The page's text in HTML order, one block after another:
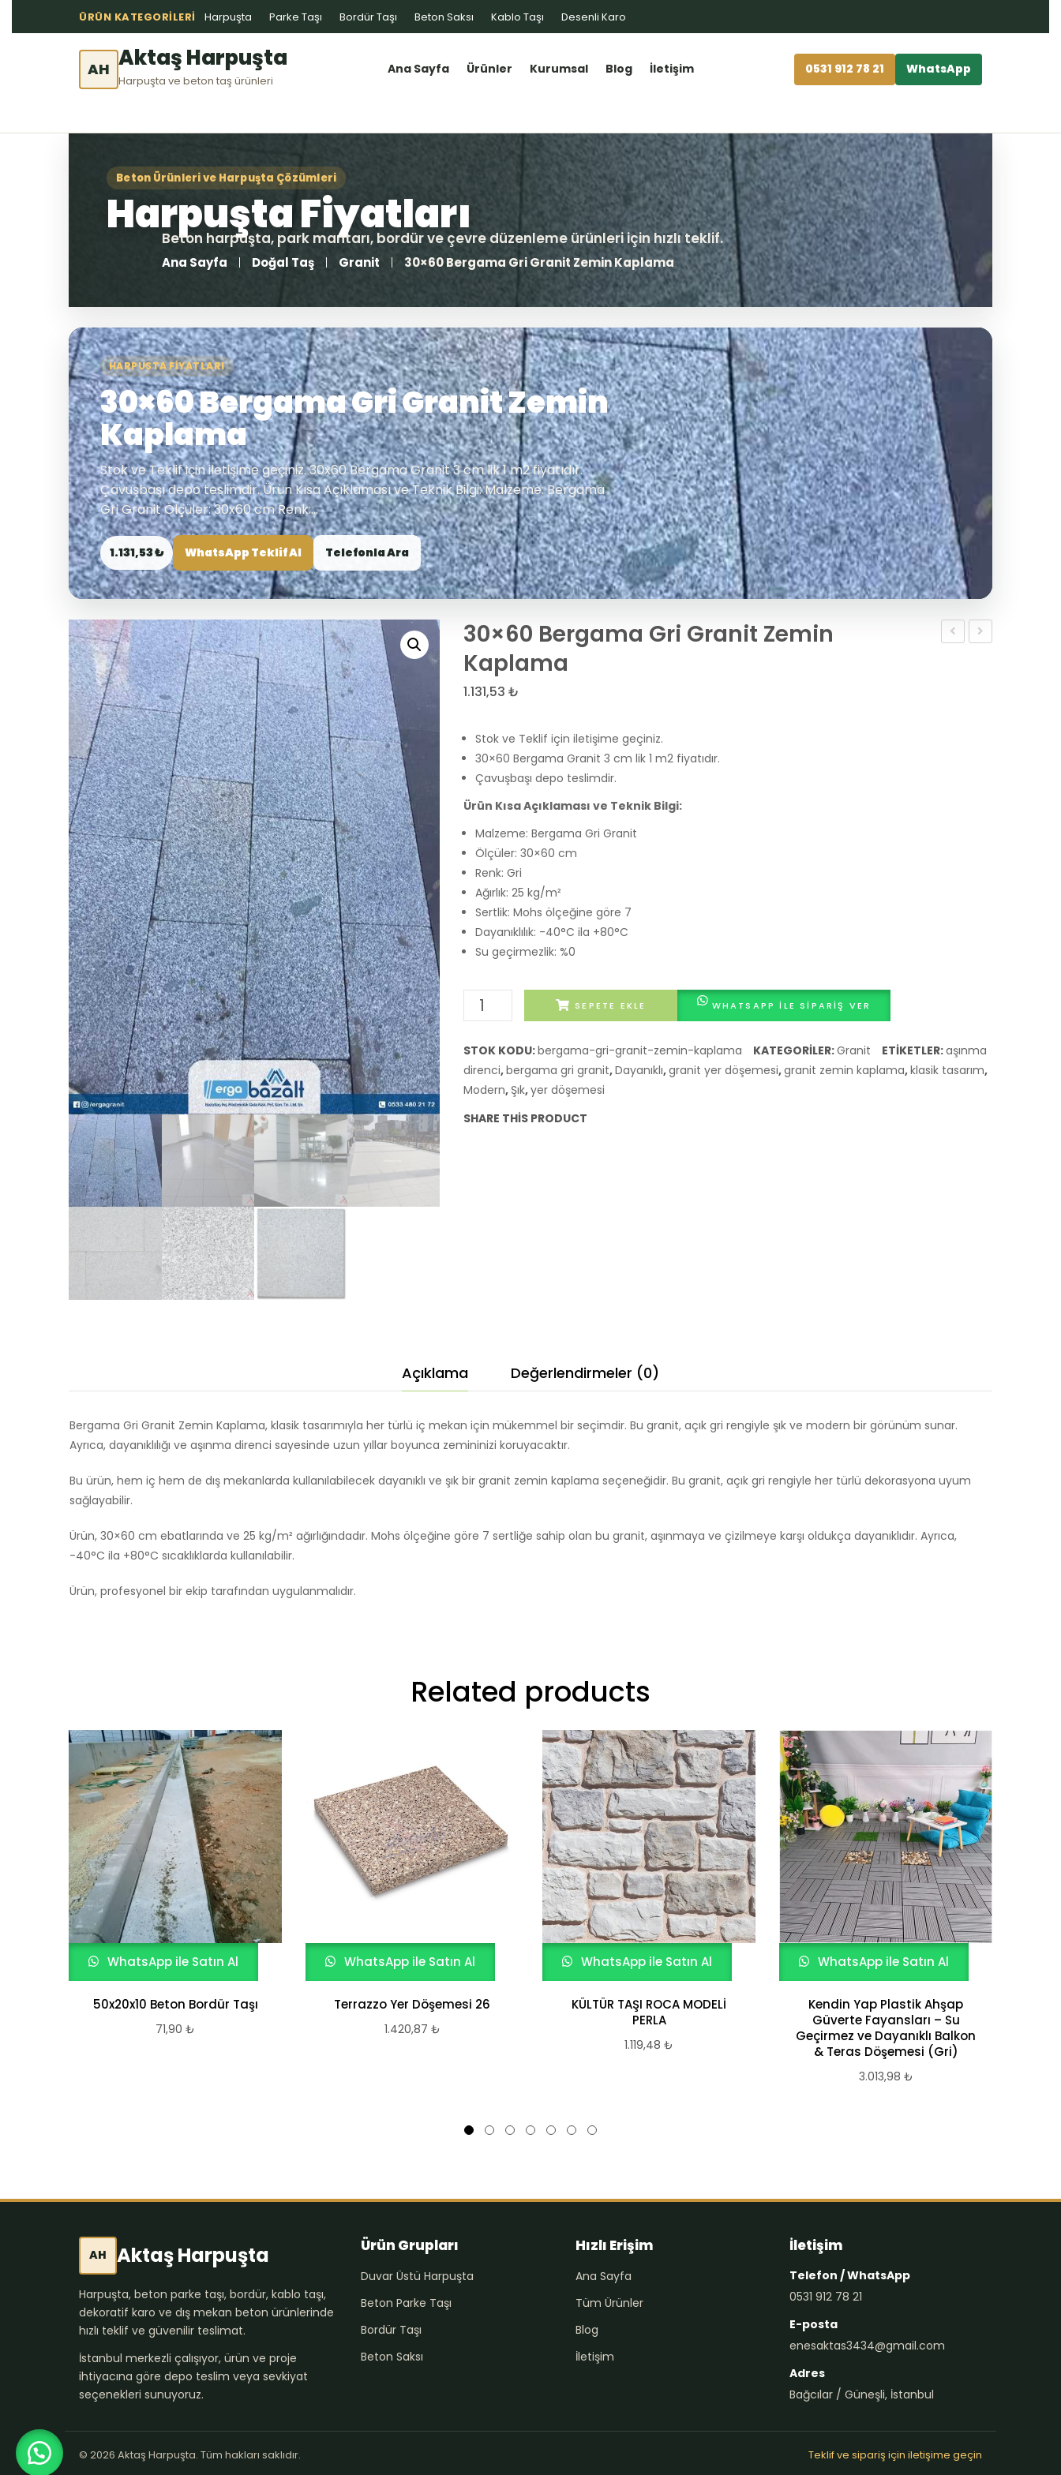
ÜRÜN KATEGORILERI Harpuşta Parke Taşı Bordür Taşı Beton Saksı Kablo Taşı Desenli Karo
AH Aktaş Harpuşta
Harpuşta ve beton taş ürünleri
Ana Sayfa Ürünler Kurumsal Blog İletişim 0531 912 78 21 WhatsApp
Ana Sayfa Doğal Taş Granit 30×60 Bergama Gri Granit Zemin Kaplama
HARPUSTA FIYATLARI
30×60 Bergama Gri Granit Zemin
Kaplama
Stok ve Teklif için iletişime geçiniz. 30x60 Bergama Granit 3 cm lik 1 m2 fiyatıdır.
Çavuşbaşı depo teslimdir. Ürün Kısa Açıklaması ve Teknik Bilgi: Malzeme: Bergama
Gri Granit Ölçüler: 30x60 cm Renk:...
1.131,53 ₺ WhatsApp Teklif Al Telefonla Ara
30×60 Bergama Gri Granit Zemin
Kaplama
1.131,53 ₺
Stok ve Teklif için iletişime geçiniz.
30×60 Bergama Granit 3 cm lik 1 m2 fiyatıdır.
Çavuşbaşı depo teslimdir.
Ürün Kısa Açıklaması ve Teknik Bilgi:
Malzeme: Bergama Gri Granit
Ölçüler: 30×60 cm
Renk: Gri
Ağırlık: 25 kg/m²
Sertlik: Mohs ölçeğine göre 7
Dayanıklılık: -40°C ila +80°C
Su geçirmezlik: %0
30x60
Bergama
Granit
Zemin
Kaplama
adet
SEPETE EKLE WHATSAPP ILE SIPARIŞ VER
STOK KODU:bergama-gri-granit-zemin-kaplama KATEGORILER:Granit ETIKETLER:aşınma
direnci,bergama gri granit,Dayanıklı,granit yer döşemesi,granit zemin kaplama,klasik tasarım,
Modern, Şık,yer döşemesi
SHARE THIS PRODUCT
Açıklama Değerlendirmeler (0)
Bergama Gri Granit Zemin Kaplama, klasik tasarımıyla her türlü iç mekan için mükemmel bir seçimdir. Bu granit, açık gri rengiyle şık ve modern bir görünüm sunar.
Ayrıca, dayanıklılığı ve aşınma direnci sayesinde uzun yıllar boyunca zemininizi koruyacaktır.
Bu ürün, hem iç hem de dış mekanlarda kullanılabilecek dayanıklı ve şık bir granit zemin kaplama seçeneğidir. Bu granit, açık gri rengiyle her türlü dekorasyona uyum
sağlayabilir.
Ürün, 30×60 cm ebatlarında ve 25 kg/m² ağırlığındadır. Mohs ölçeğine göre 7 sertliğe sahip olan bu granit, aşınmaya ve çizilmeye karşı oldukça dayanıklıdır. Ayrıca,
-40°C ila +80°C sıcaklıklarda kullanılabilir.
Ürün, profesyonel bir ekip tarafından uygulanmalıdır.
Related products
WhatsApp ile Satın Al
50x20x10 Beton Bordür Taşı
71,90 ₺
WhatsApp ile Satın Al
Terrazzo Yer Döşemesi 26
1.420,87 ₺
WhatsApp ile Satın Al
KÜLTÜR TAŞI ROCA MODELİ
PERLA
1.119,48 ₺
WhatsApp ile Satın Al
Kendin Yap Plastik Ahşap
Güverte Fayansları – Su
Geçirmez ve Dayanıklı Balkon
& Teras Döşemesi (Gri)
3.013,98 ₺
AH Aktaş Harpuşta
Harpuşta, beton parke taşı, bordür, kablo taşı,
dekoratif karo ve dış mekan beton ürünlerinde
hızlı teklif ve güvenilir teslimat.
İstanbul merkezli çalışıyor, ürün ve proje
ihtiyacına göre depo teslim veya sevkiyat
seçenekleri sunuyoruz.
Ürün Grupları
Duvar Üstü Harpuşta
Beton Parke Taşı
Bordür Taşı
Beton Saksı
Hızlı Erişim
Ana Sayfa
Tüm Ürünler
Blog
İletişim
İletişim
Telefon / WhatsApp
0531 912 78 21
E-posta
enesaktas3434@gmail.com
Adres
Bağcılar / Güneşli, İstanbul
© 2026 Aktaş Harpuşta. Tüm hakları saklıdır. Teklif ve sipariş için iletişime geçin